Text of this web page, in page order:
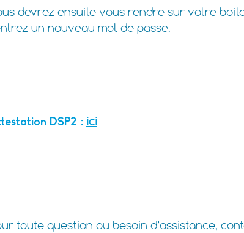
devrez ensuite vous rendre sur votre
un nouveau mot de passe.
DSP2 : ici
toute question ou besoin d’assistance,